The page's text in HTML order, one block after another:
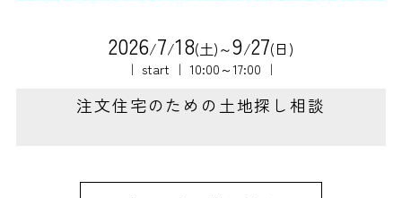
2026/7/18(土)～9/27(日)
｜ start ｜ 10:00～17:00 ｜
注文住宅のための土地探し相談